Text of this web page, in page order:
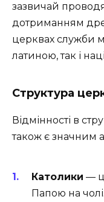
зазвичай
дотриманням
церквах служби
латиною, так і
Структура
Відмінності в
також є значним
Католики —
Папою на чолі.